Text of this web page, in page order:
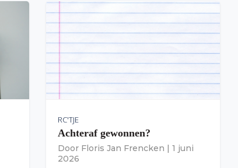
RC'TJE
Achteraf gewonnen?
Door Floris Jan Frencken | 1 juni
2026